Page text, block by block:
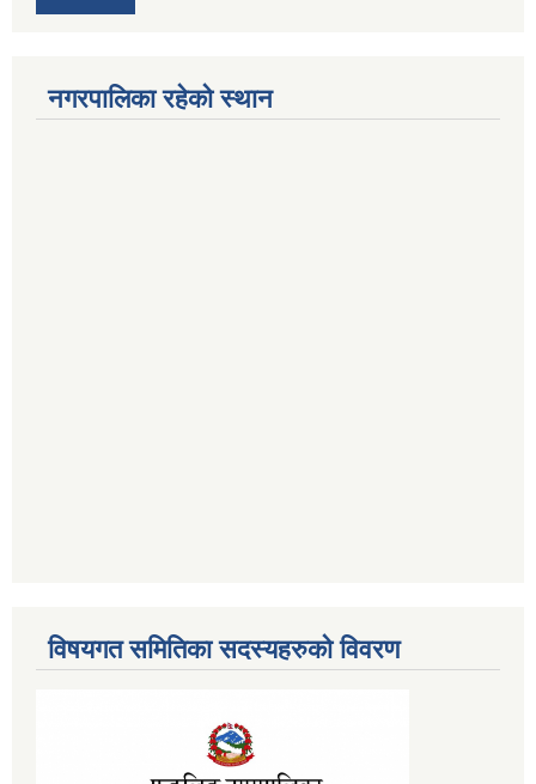
नगरपालिका रहेको स्थान
विषयगत समितिका सदस्यहरुको विवरण